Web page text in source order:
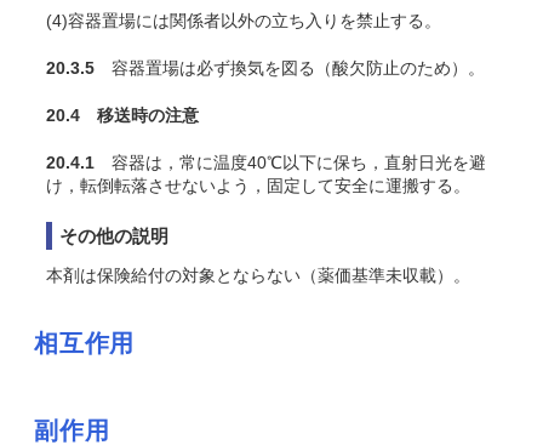
(4)容器置場には関係者以外の立ち入りを禁止する。
20.3.5 容器置場は必ず換気を図る（酸欠防止のため）。
20.4 移送時の注意
20.4.1 容器は，常に温度40℃以下に保ち，直射日光を避
け，転倒転落させないよう，固定して安全に運搬する。
その他の説明
本剤は保険給付の対象とならない（薬価基準未収載）。
相互作用
副作用